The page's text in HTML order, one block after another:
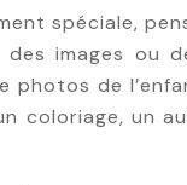
spéciale,
images ou
photos de
coloriage, un